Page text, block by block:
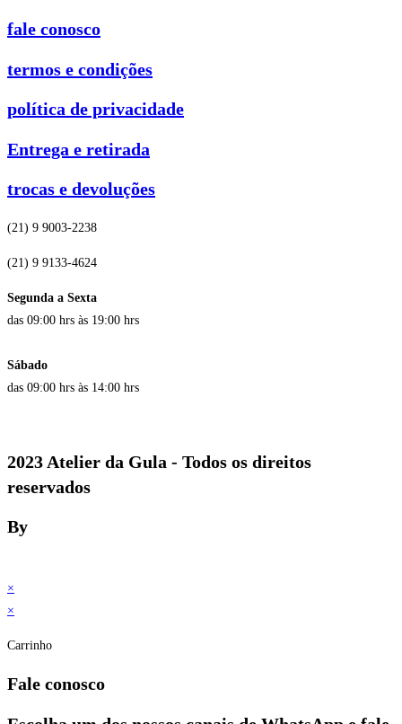
fale conosco
termos e condições
política de privacidade
Entrega e retirada
trocas e devoluções
(21) 9 9003-2238
(21) 9 9133-4624
Segunda a Sexta
das 09:00 hrs às 19:00 hrs
Sábado
das 09:00 hrs às 14:00 hrs
2023 Atelier da Gula - Todos os direitos
reservados
By
×
×
Carrinho
Fale conosco